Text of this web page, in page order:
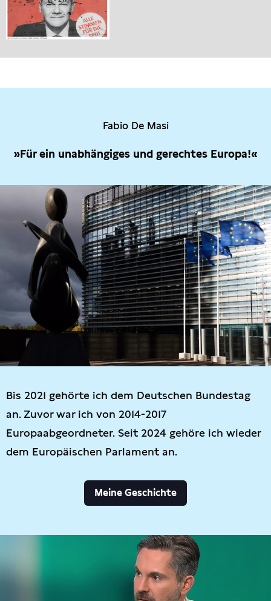
Fabio De Masi
»Für ein unabhängiges und gerechtes Europa!«
Bis 2021 gehörte ich dem Deutschen Bundestag
an. Zuvor war ich von 2014-2017
Europaabgeordneter. Seit 2024 gehöre ich wieder
dem Europäischen Parlament an.
Meine Geschichte